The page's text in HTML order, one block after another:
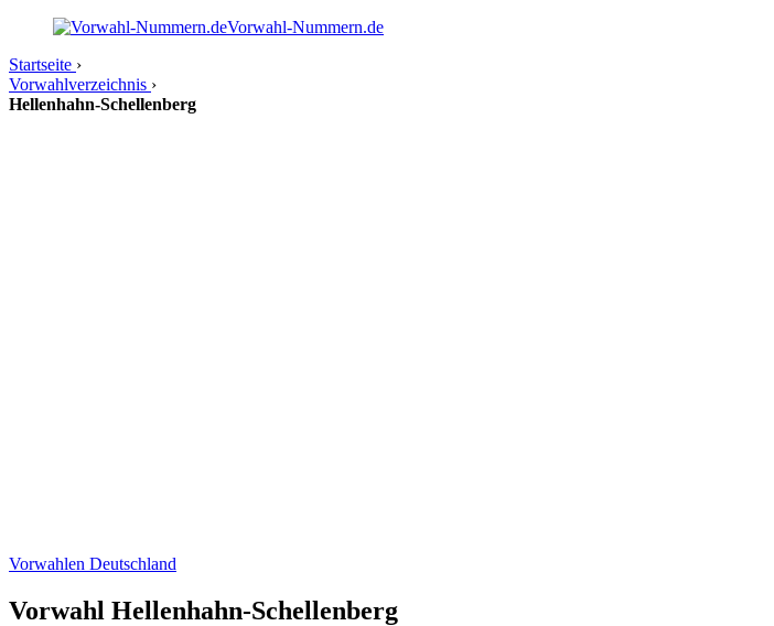
Vorwahl-Nummern.de
Startseite ›
Vorwahlverzeichnis ›
Hellenhahn-Schellenberg
Vorwahlen Deutschland
Vorwahl Hellenhahn-Schellenberg